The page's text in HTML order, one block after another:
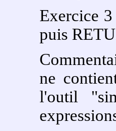
Exercice
puis
ne
l'outil